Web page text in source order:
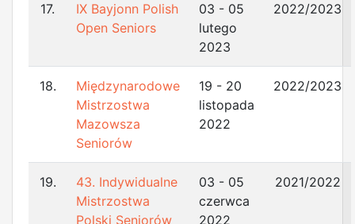
17.
IX Bayjonn Polish
Open Seniors
03 - 05
lutego
2023
2022/2023
18.
Międzynarodowe
Mistrzostwa
Mazowsza
Seniorów
19 - 20
listopada
2022
2022/2023
19.
43. Indywidualne
Mistrzostwa
Polski Seniorów
03 - 05
czerwca
2022
2021/2022